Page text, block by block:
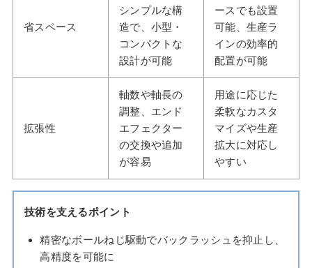
省スペース
シンプルな構
造で、小型・
コンパクトな
設計が可能
ースでも設置
可能、生産ラ
インの効率的
配置が可能
拡張性
軸数や軸長の
調整、エンド
エフェクター
の交換や追加
が容易
用途に応じた
柔軟なカスタ
マイズや生産
拡大に対応し
やすい
技術を支えるポイント
精密なボールねじ駆動でバックラッシュを抑止し、
高精度を可能に